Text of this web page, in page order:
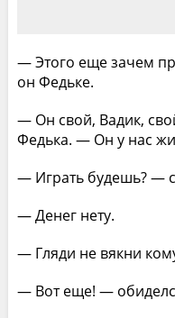
— Этого еще зачем
oн Федьке.
— Он свой, Вадик,
Федька. — Он у нас
— Играть будешь? —
— Денег нету.
— Гляди не вякни
— Вот еще! —